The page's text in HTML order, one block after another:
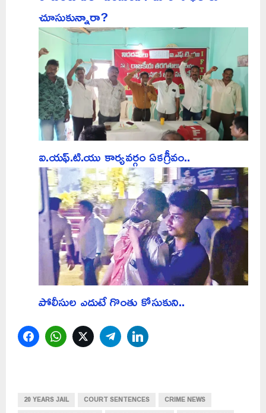
చూసుకున్నారా?
ఐ.యఫ్.టి.యు కార్యవర్గం ఏకగ్రీవం..
పోలీసుల ఎదుటే గొంతు కోసుకుని..
FacebookWhatsAppTwitterTelegram
20 YEARS JAIL COURT SENTENCES
CRIME NEWS